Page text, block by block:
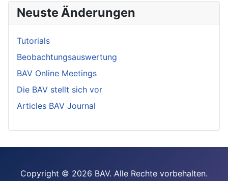
Neuste Änderungen
Tutorials
Beobachtungsauswertung
BAV Online Meetings
Die BAV stellt sich vor
Articles BAV Journal
Copyright © 2026 BAV. Alle Rechte vorbehalten.